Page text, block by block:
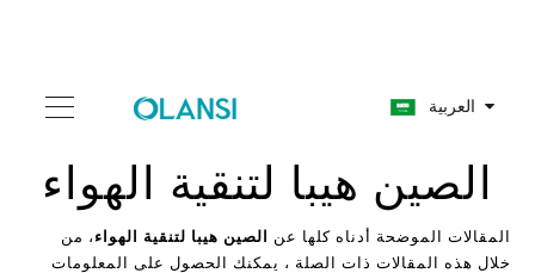
العربية
الصين هيبا لتنقية الهواء
المقالات الموضحة أدناه كلها عن الصين هيبا لتنقية الهواء ، من
خلال هذه المقالات ذات الصلة ، يمكنك الحصول على المعلومات